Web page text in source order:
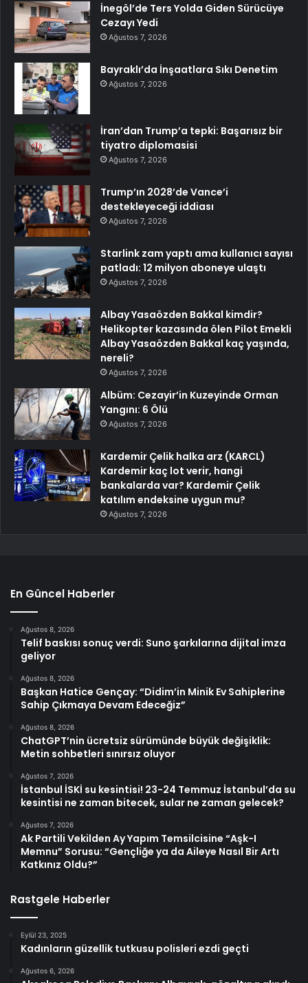
İnegöl’de Ters Yolda Giden Sürücüye
Cezayı Yedi
Ağustos 7, 2026
Bayraklı’da İnşaatlara Sıkı Denetim
Ağustos 7, 2026
İran’dan Trump’a tepki: Başarısız bir
tiyatro diplomasisi
Ağustos 7, 2026
Trump’ın 2028’de Vance’i
destekleyeceği iddiası
Ağustos 7, 2026
Starlink zam yaptı ama kullanıcı sayısı
patladı: 12 milyon aboneye ulaştı
Ağustos 7, 2026
Albay Yasaözden Bakkal kimdir?
Helikopter kazasında ölen Pilot Emekli
Albay Yasaözden Bakkal kaç yaşında,
nereli?
Ağustos 7, 2026
Albüm: Cezayir’in Kuzeyinde Orman
Yangını: 6 Ölü
Ağustos 7, 2026
Kardemir Çelik halka arz (KARCL)
Kardemir kaç lot verir, hangi
bankalarda var? Kardemir Çelik
katılım endeksine uygun mu?
Ağustos 7, 2026
En Güncel Haberler
Ağustos 8, 2026
Telif baskısı sonuç verdi: Suno şarkılarına dijital imza
geliyor
Ağustos 8, 2026
Başkan Hatice Gençay: “Didim’in Minik Ev Sahiplerine
Sahip Çıkmaya Devam Edeceğiz”
Ağustos 8, 2026
ChatGPT’nin ücretsiz sürümünde büyük değişiklik:
Metin sohbetleri sınırsız oluyor
Ağustos 7, 2026
İstanbul İSKİ su kesintisi! 23-24 Temmuz İstanbul’da su
kesintisi ne zaman bitecek, sular ne zaman gelecek?
Ağustos 7, 2026
Ak Partili Vekilden Ay Yapım Temsilcisine “Aşk-I
Memnu” Sorusu: “Gençliğe ya da Aileye Nasıl Bir Artı
Katkınız Oldu?”
Rastgele Haberler
Eylül 23, 2025
Kadınların güzellik tutkusu polisleri ezdi geçti
Ağustos 6, 2026